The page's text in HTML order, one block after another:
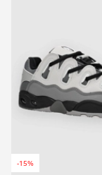
-15%